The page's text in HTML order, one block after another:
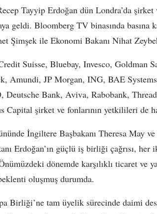
Tayyip Erdoğan dün Londra’da şirket
geldi. Bloomberg TV binasında basına
Şimşek ile Ekonomi Bakanı Nihat
Suisse, Bluebay, Invesco, Goldman
Amundi, JP Morgan, ING, BAE
Deutsche Bank, Aviva, Rabobank,
Capital şirket ve fonlarının yetkilileri de
İngiltere Başbakanı Theresa May
Erdoğan’ın güçlü iş birliği çağrısı,
dönemde karşılıklı ticaret ve
oluşmuş durumda.
Birliği’ne tam üyelik sürecinde daimi